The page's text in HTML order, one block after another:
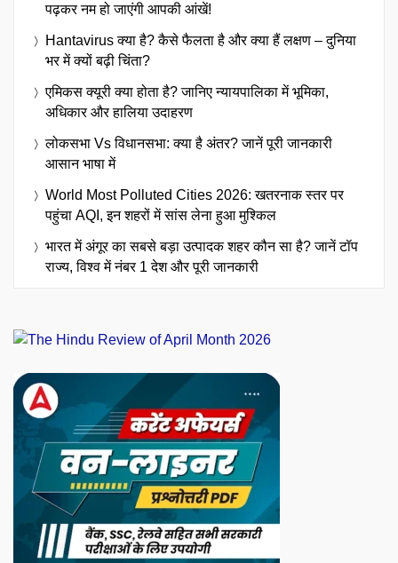
पढ़कर नम हो जाएंगी आपकी आंखें!
Hantavirus क्या है? कैसे फैलता है और क्या हैं लक्षण – दुनिया
भर में क्यों बढ़ी चिंता?
एमिकस क्यूरी क्या होता है? जानिए न्यायपालिका में भूमिका,
अधिकार और हालिया उदाहरण
लोकसभा Vs विधानसभा: क्या है अंतर? जानें पूरी जानकारी
आसान भाषा में
World Most Polluted Cities 2026: खतरनाक स्तर पर
पहुंचा AQI, इन शहरों में सांस लेना हुआ मुश्किल
भारत में अंगूर का सबसे बड़ा उत्पादक शहर कौन सा है? जानें टॉप
राज्य, विश्व में नंबर 1 देश और पूरी जानकारी